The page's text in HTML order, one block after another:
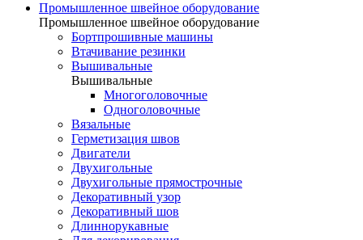
Промышленное швейное оборудование
Промышленное швейное оборудование
Бортпрошивные машины
Втачивание резинки
Вышивальные
Вышивальные
Многоголовочные
Одноголовочные
Вязальные
Герметизация швов
Двигатели
Двухигольные
Двухигольные прямострочные
Декоративный узор
Декоративный шов
Длиннорукавные